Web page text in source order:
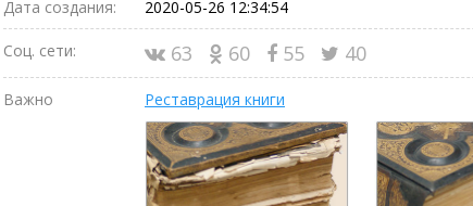
Дата создания: 2020-05-26 12:34:54
Соц. сети: 63 60 55 40
Важно Реставрация книги